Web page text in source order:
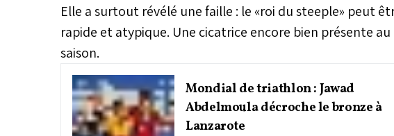
Elle a surtout révélé une faille : le «roi du steeple» peut
rapide et atypique. Une cicatrice encore bien présente
saison.
Mondial de triathlon : Jawad
Abdelmoula décroche le bronze à
Lanzarote